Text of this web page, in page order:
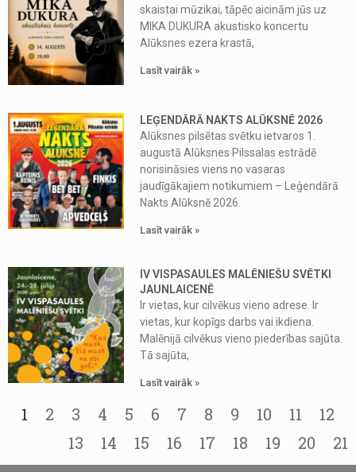
skaistai mūzikai, tāpēc aicinām jūs uz
MIKA DUKURA akustisko koncertu
Alūksnes ezera krastā,
Lasīt vairāk »
LEĢENDĀRĀ NAKTS ALŪKSNĒ 2026
Alūksnes pilsētas svētku ietvaros 1.
augustā Alūksnes Pilssalas estrādē
norisināsies viens no vasaras
jaudīgākajiem notikumiem – Leģendārā
Nakts Alūksnē 2026.
Lasīt vairāk »
IV VISPASAULES MALĒNIEŠU SVĒTKI
JAUNLAICENĒ
Ir vietas, kur cilvēkus vieno adrese. Ir
vietas, kur kopīgs darbs vai ikdiena.
Malēnijā cilvēkus vieno piederības sajūta.
Tā sajūta,
Lasīt vairāk »
1 2 3 4 5 6 7 8 9 10 11
12
13
14 15 16 17 18 19 20 21